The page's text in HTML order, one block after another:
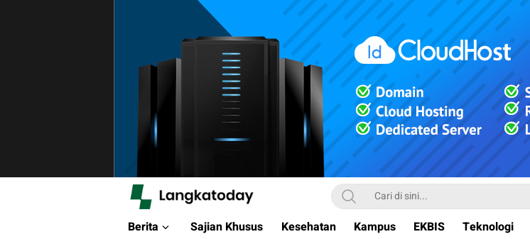
Langkatoday.com
Suara Lokal, Informasi Global
Berita Sajian Khusus Kesehatan Kampus EKBIS Teknologi